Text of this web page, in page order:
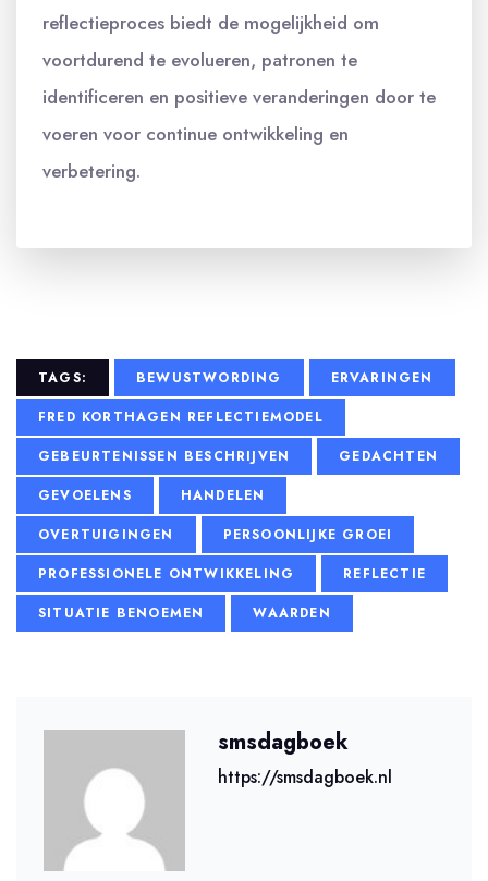
reflectieproces biedt de mogelijkheid om
voortdurend te evolueren, patronen te
identificeren en positieve veranderingen door te
voeren voor continue ontwikkeling en
verbetering.
TAGS: BEWUSTWORDING
ERVARINGEN
FRED KORTHAGEN REFLECTIEMODEL
GEBEURTENISSEN BESCHRIJVEN
GEDACHTEN
GEVOELENS
HANDELEN
OVERTUIGINGEN
PERSOONLIJKE GROEI
PROFESSIONELE ONTWIKKELING
REFLECTIE
SITUATIE BENOEMEN
WAARDEN
smsdagboek
https://smsdagboek.nl